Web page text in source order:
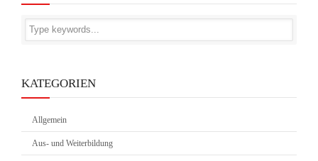
KATEGORIEN
Allgemein
Aus- und Weiterbildung